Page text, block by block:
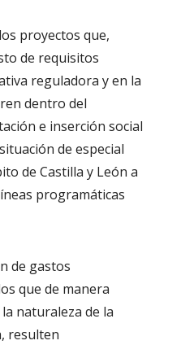
proyectos que,
de requisitos
reguladora y en la
dentro del
e inserción social
de especial
de Castilla y León a
programáticas
de gastos
que de manera
naturaleza de la
resulten